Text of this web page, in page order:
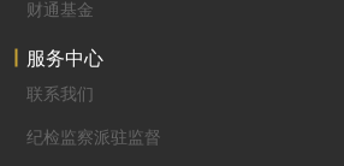
财通基金
服务中心
联系我们
纪检监察派驻监督